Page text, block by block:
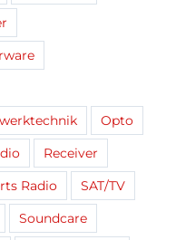
Opto
Receiver
Radio
SAT/TV
Soundcare